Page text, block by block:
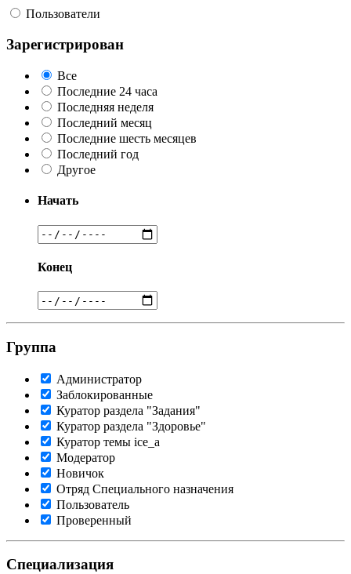
Пользователи
Зарегистрирован
Все
Последние 24 часа
Последняя неделя
Последний месяц
Последние шесть месяцев
Последний год
Другое
Начать
Конец
Группа
Администратор
Заблокированные
Куратор раздела "Задания"
Куратор раздела "Здоровье"
Куратор темы ice_a
Модератор
Новичок
Отряд Специального назначения
Пользователь
Проверенный
Специализация